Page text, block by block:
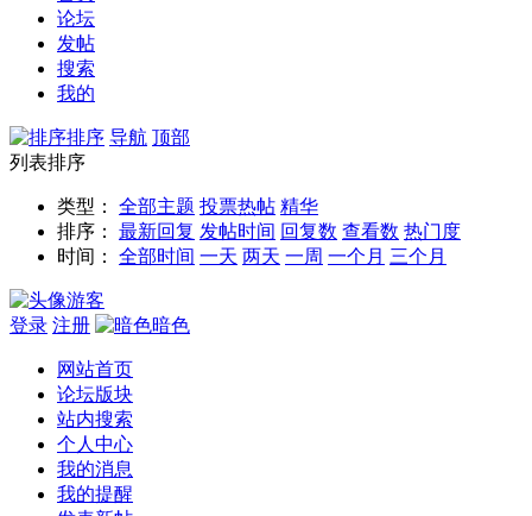
论坛
发帖
搜索
我的
排序 导航 顶部
列表排序
类型： 全部主题 投票热帖 精华
排序：
最新回复 发帖时间 回复数 查看数 热门度
时间：
全部时间 一天 两天 一周 一个月 三个月
游客
登录 注册 暗色
网站首页
论坛版块
站内搜索
个人中心
我的消息
我的提醒